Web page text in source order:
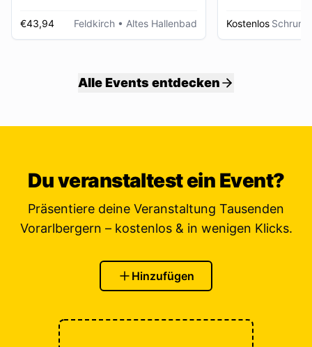
€43,94 Feldkirch • Altes Hallenbad Kostenlos Schruns
Alle Events entdecken
Du veranstaltest ein Event?
Präsentiere deine Veranstaltung Tausenden
Vorarlbergern – kostenlos & in wenigen Klicks.
Hinzufügen